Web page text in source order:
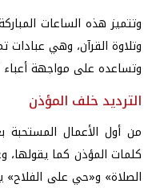
وتتميز هذه الساعات
وتلاوة القرآن، وهي عبادات
وتساعده على مواجهة
الترديد خلف المؤذن
من أول الأعمال المستحبة
كلمات المؤذن كما
الصلاة» و«حي على الفلاح»